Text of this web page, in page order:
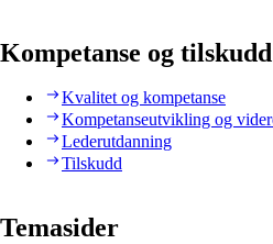
Kompetanse og tilskudd
Kvalitet og kompetanse
Kompetanseutvikling og
Lederutdanning
Tilskudd
Temasider